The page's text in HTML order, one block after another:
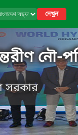
দেখুন
নৌ-
সরকার